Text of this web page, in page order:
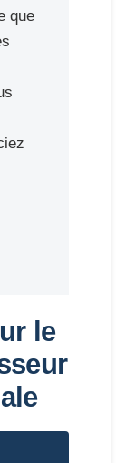
que
le